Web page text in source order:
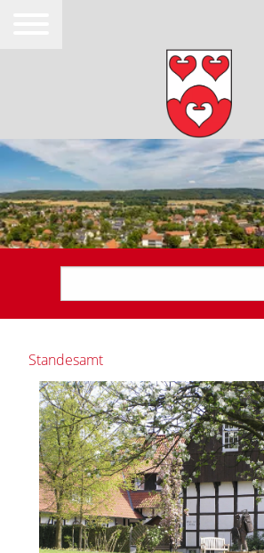
Standesamt